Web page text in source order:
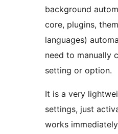
background
core, plugins,
languages)
need to manually
setting or option.
It is a very
settings, just
works